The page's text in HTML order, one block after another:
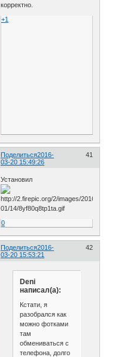
корректно.
+1
Поделиться 41
2016-
03-20 15:49:26
Установил
0
Поделиться 42
2016-
03-20 15:53:21
Deni
написал(а):
Кстати, я
разобрался как
можно фотками
там
обмениваться с
телефона, долго